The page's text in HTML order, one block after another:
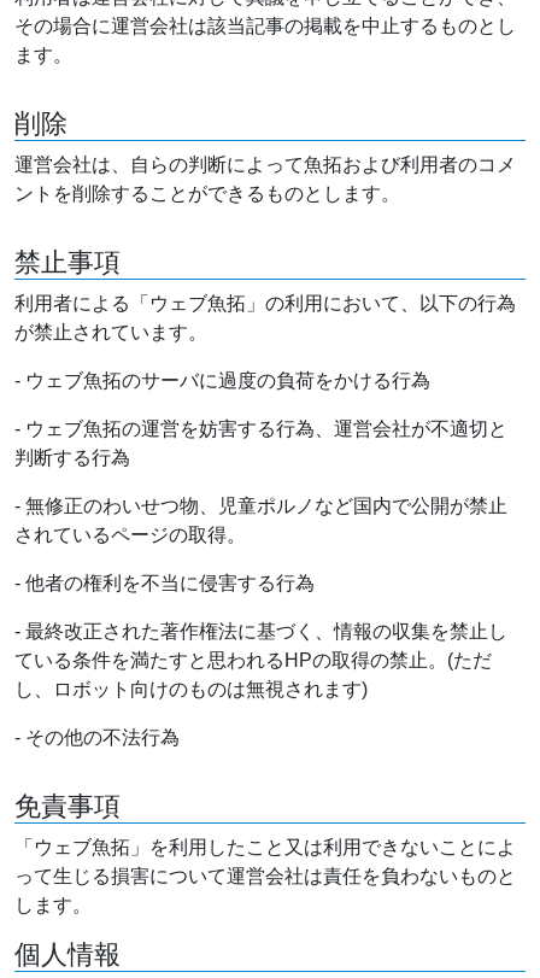
その場合に運営会社は該当記事の掲載を中止するものとし
ます。
削除
運営会社は、自らの判断によって魚拓および利用者のコメ
ントを削除することができるものとします。
禁止事項
利用者による「ウェブ魚拓」の利用において、以下の行為
が禁止されています。
- ウェブ魚拓のサーバに過度の負荷をかける行為
- ウェブ魚拓の運営を妨害する行為、運営会社が不適切と
判断する行為
- 無修正のわいせつ物、児童ポルノなど国内で公開が禁止
されているページの取得。
- 他者の権利を不当に侵害する行為
- 最終改正された著作権法に基づく、情報の収集を禁止し
ている条件を満たすと思われるHPの取得の禁止。(ただ
し、ロボット向けのものは無視されます)
- その他の不法行為
免責事項
「ウェブ魚拓」を利用したこと又は利用できないことによ
って生じる損害について運営会社は責任を負わないものと
します。
個人情報